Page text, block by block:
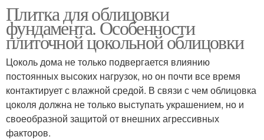
Плитки для цоколя Полимерная плитка
Плитки для отделки Облицовочная плитка
Плитка для облицовки
фундамента. Особенности
плиточной цокольной облицовки
Цоколь дома не только подвергается влиянию
постоянных высоких нагрузок, но он почти все время
контактирует с влажной средой. В связи с чем облицовка
цоколя должна не только выступать украшением, но и
своеобразной защитой от внешних агрессивных
факторов.